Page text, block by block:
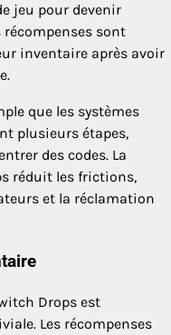
jeu pour devenir
récompenses sont
inventaire après avoir
que les systèmes
plusieurs étapes,
des codes. La
réduit les frictions,
et la réclamation
Drops est
Les récompenses